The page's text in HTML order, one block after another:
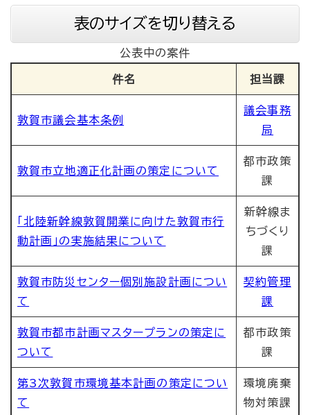
表のサイズを切り替える
公表中の案件
件名 担当課
敦賀市議会基本条例
議会事務
局
敦賀市立地適正化計画の策定について
都市政策
課
「北陸新幹線敦賀開業に向けた敦賀市行
動計画」の実施結果について
新幹線ま
ちづくり
課
敦賀市防災センター個別施設計画につい
て
契約管理
課
敦賀市都市計画マスタープランの策定に
ついて
都市政策
課
第3次敦賀市環境基本計画の策定につい
て
環境廃棄
物対策課